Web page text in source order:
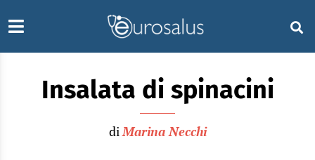
Insalata di spinacini
diMarina Necchi